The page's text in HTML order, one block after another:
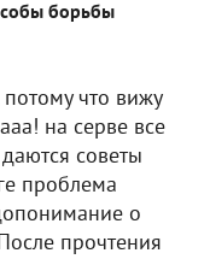
борьбы
потому что вижу
на серве все
советы
проблема
о
прочтения